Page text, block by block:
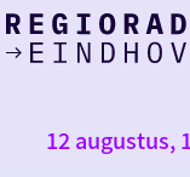
homepage
12 augustus,
Ik heb